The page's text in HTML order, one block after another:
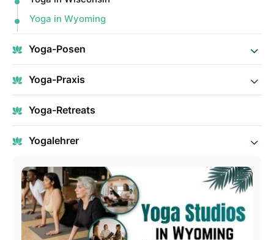
Yoga in Wyoming
Yoga-Posen
Yoga-Praxis
Yoga-Retreats
Yogalehrer